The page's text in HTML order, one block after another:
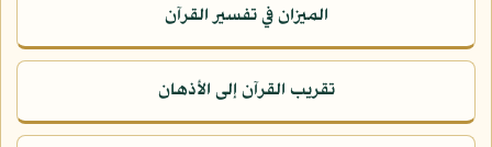
الميزان في تفسير القرآن
تقريب القرآن إلى الأذهان